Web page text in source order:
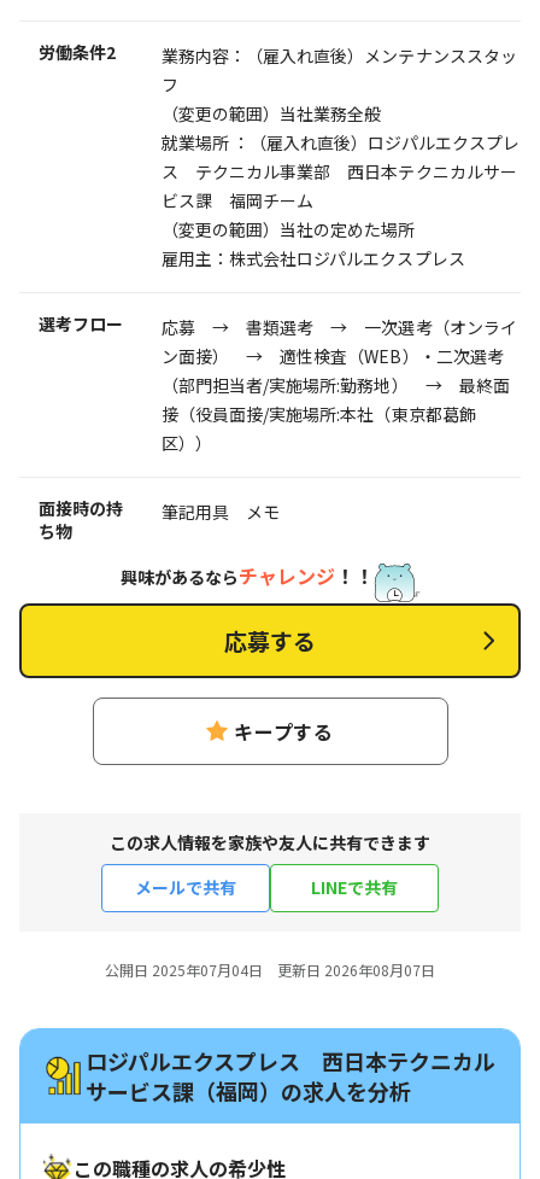
労働条件2
業務内容：（雇入れ直後）メンテナンススタッ
フ
（変更の範囲）当社業務全般
就業場所 ：（雇入れ直後）ロジパルエクスプレ
ス テクニカル事業部 西日本テクニカルサー
ビス課 福岡チーム
（変更の範囲）当社の定めた場所
雇用主：株式会社ロジパルエクスプレス
選考フロー
応募 → 書類選考 → 一次選考（オンライ
ン面接） → 適性検査（WEB）・二次選考
（部門担当者/実施場所:勤務地） → 最終面
接（役員面接/実施場所:本社（東京都葛飾
区））
面接時の持
ち物
筆記用具 メモ
キープする
興味があるならチャレンジ ！！
応募する
この求人情報を家族や友人に共有できます
メールで共有
LINEで共有
公開日 2025年07月04日 更新日 2026年08月07日
ロジパルエクスプレス 西日本テクニカル
サービス課（福岡）の求人を分析
この職種の求人の希少性